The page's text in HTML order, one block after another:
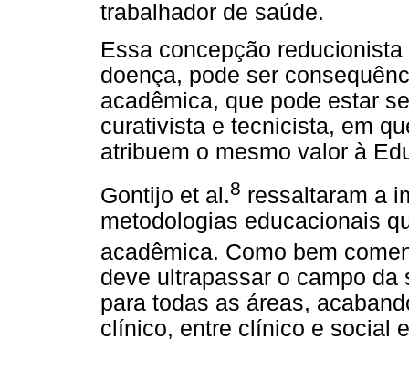
trabalhador de saúde.
Essa concepção
doença, pode ser
acadêmica, que pode estar
curativista e tecnicista, em
atribuem o mesmo valor à
Gontijo et al.8 ressaltaram a
metodologias educacionais
acadêmica. Como bem
deve ultrapassar o campo
para todas as áreas,
clínico, entre clínico e social